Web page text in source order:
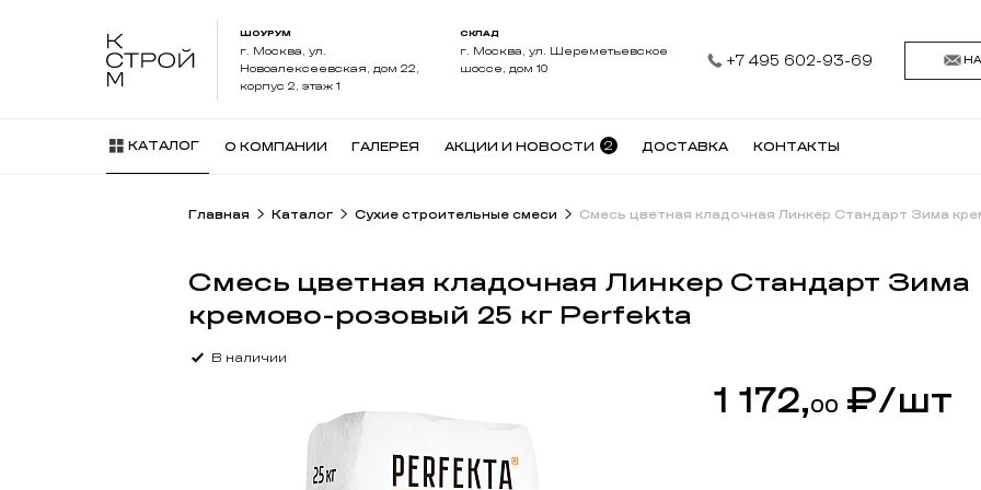
ШОУРУМ
г. Москва, ул.
Новоалексеевская, дом 22,
корпус 2, этаж 1
СКЛАД
г. Москва, ул. Шереметьевское
шоссе, дом 10
+7 495 602-93-69
КАТАЛОГ О КОМПАНИИ ГАЛЕРЕЯ АКЦИИ И НОВОСТИ 2 ДОСТАВКА КОНТАКТЫ
Главная Каталог Сухие строительные смеси Смесь цветная кладочная Линкер Стандарт Зима
Смесь цветная кладочная Линкер Стандарт Зима
кремово-розовый 25 кг Perfekta
В наличии
1 172,00 ₽/шт